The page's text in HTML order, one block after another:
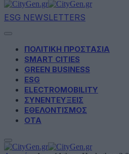
ESG NEWSLETTERS
ΠΟΛΙΤΙΚΗ ΠΡΟΣΤΑΣΙΑ
SMART CITIES
GREEN BUSINESS
ESG
ELECTROMOBILITY
ΣΥΝΕΝΤΕΥΞΕΙΣ
ΕΘΕΛΟΝΤΙΣΜΟΣ
ΟΤΑ